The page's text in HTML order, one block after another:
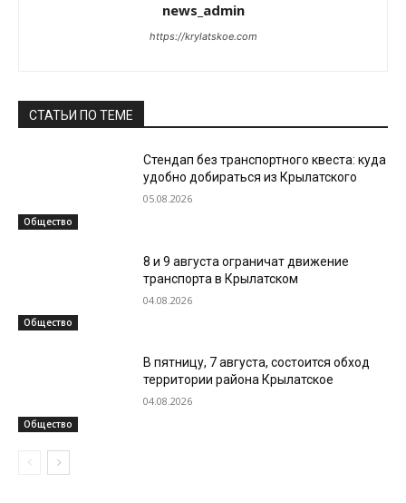
news_admin
https://krylatskoe.com
СТАТЬИ ПО ТЕМЕ
Общество
Стендап без транспортного квеста: куда
удобно добираться из Крылатского
05.08.2026
Общество
8 и 9 августа ограничат движение
транспорта в Крылатском
04.08.2026
Общество
В пятницу, 7 августа, состоится обход
территории района Крылатское
04.08.2026